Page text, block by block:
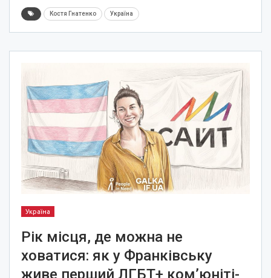
Костя Гнатенко Україна
Україна
Рік місця, де можна не
ховатися: як у Франківську
живе перший ЛГБТ+ ком’юніті-